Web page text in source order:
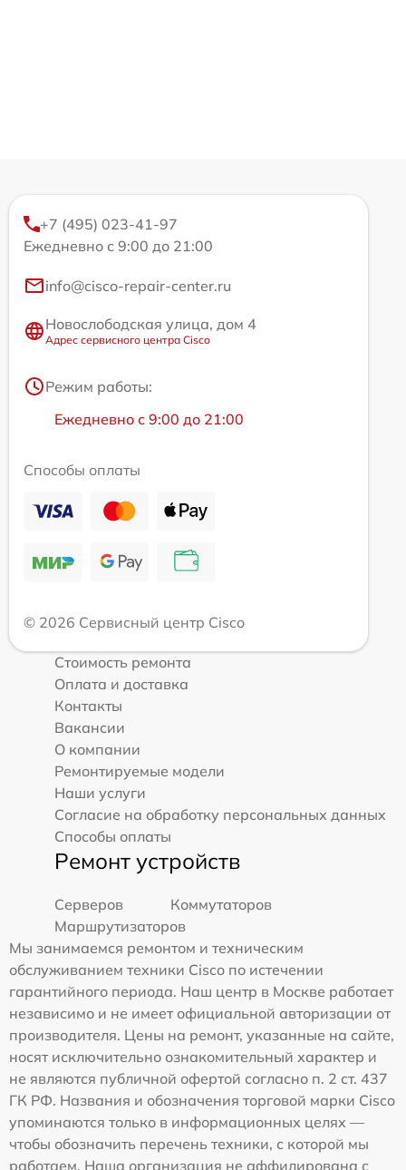
+7 (495) 023-41-97
Ежедневно с 9:00 до 21:00
info@cisco-repair-center.ru
Новослободская улица, дом 4
Адрес сервисного центра Cisco
Режим работы:
Ежедневно с 9:00 до 21:00
Способы оплаты
© 2026 Сервисный центр Cisco
Стоимость ремонта
Оплата и доставка
Контакты
Вакансии
О компании
Ремонтируемые модели
Наши услуги
Согласие на обработку персональных данных
Способы оплаты
Ремонт устройств
Серверов
Коммутаторов
Маршрутизаторов
Мы занимаемся ремонтом и техническим
обслуживанием техники Cisco по истечении
гарантийного периода. Наш центр в Москве работает
независимо и не имеет официальной авторизации от
производителя. Цены на ремонт, указанные на сайте,
носят исключительно ознакомительный характер и
не являются публичной офертой согласно п. 2 ст. 437
ГК РФ. Названия и обозначения торговой марки Cisco
упоминаются только в информационных целях —
чтобы обозначить перечень техники, с которой мы
работаем. Наша организация не аффилирована с